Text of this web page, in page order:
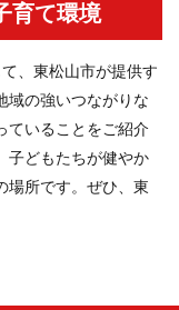
育て環境
、東松山市が提供す
域の強いつながりな
ていることをご紹介
子どもたちが健やか
場所です。ぜひ、東